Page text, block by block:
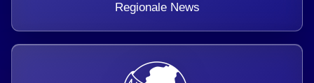
Regionale News